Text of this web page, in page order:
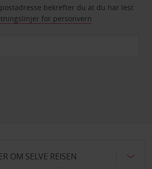
bekrefter du at du har lest
for personvern
OM SELVE REISEN